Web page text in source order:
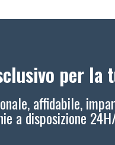
per la
affidabile,
a disposizione